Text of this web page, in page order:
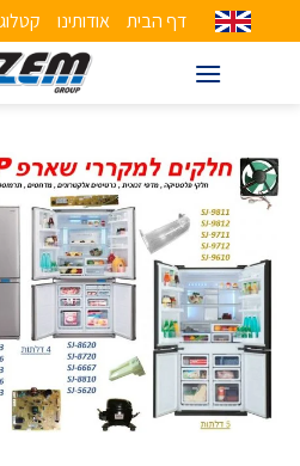
דף הבית אודותינו